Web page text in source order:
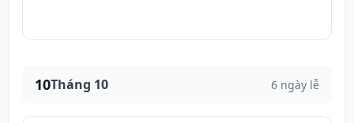
10Tháng 10 6 ngày lễ